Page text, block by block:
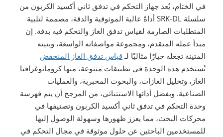
في الختام، يُعد جهاز التحكم في تدفق ثاني أكسيد الكربون من
سلسلة SRK-DL أداةً عالية الموثوقية والدقة، مصممة لتلبية
المتطلبات الصارمة لقياس تدفق الغاز والتحكم فيه بدقة. إن
مبدأ عمله المتقدم، ومجموعة مواصفاته الواسعة، وبنيته
المتينة تجعله خيارًا مثاليًا لـ قياس تدفق الغاز المنخفض
تُستخدم هذه الوحدة في تطبيقات متنوعة، منها كروماتوغرافيا
الغاز، وتحليل الغازات، والبحوث المخبرية، والعمليات
الصناعية. وبفضل أدائها الاستثنائي، من المرجح أن يتم فهرسة
وحدة التحكم في تدفق ثاني أكسيد الكربون وتصنيفها في
محركات البحث، مما يعزز ظهورها وسهولة الوصول إليها
للمستخدمين الباحثين عن حلول موثوقة في مجال التحكم في